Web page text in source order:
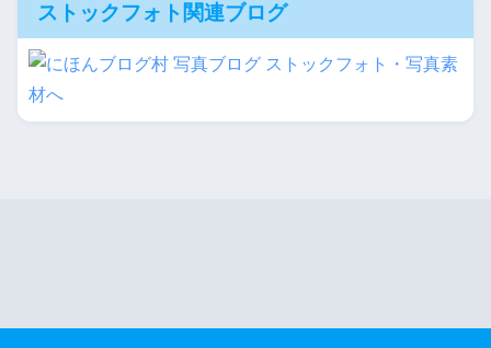
ストックフォト関連ブログ